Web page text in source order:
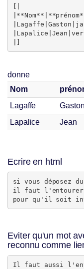
[|
donne
Nom
Lagaffe
Gaston
Lapalice
Jean
Ecrire en html
si vous déposez
il faut
pour qu'il soit
Eviter qu'un mot
reconnu comme
Il faut aussi